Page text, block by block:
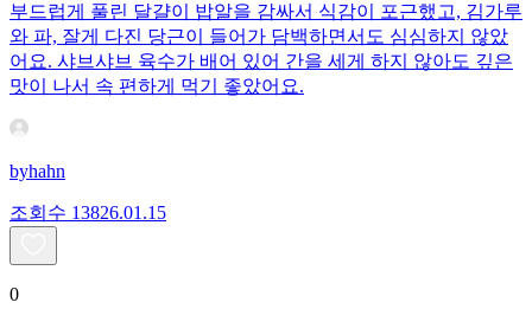
부드럽게 풀린 달걀이 밥알을 감싸서 식감이 포근했고, 김가루
와 파, 잘게 다진 당근이 들어가 담백하면서도 심심하지 않았
어요. 샤브샤브 육수가 배어 있어 간을 세게 하지 않아도 깊은
맛이 나서 속 편하게 먹기 좋았어요.
byhahn
조회수 13826.01.15
0